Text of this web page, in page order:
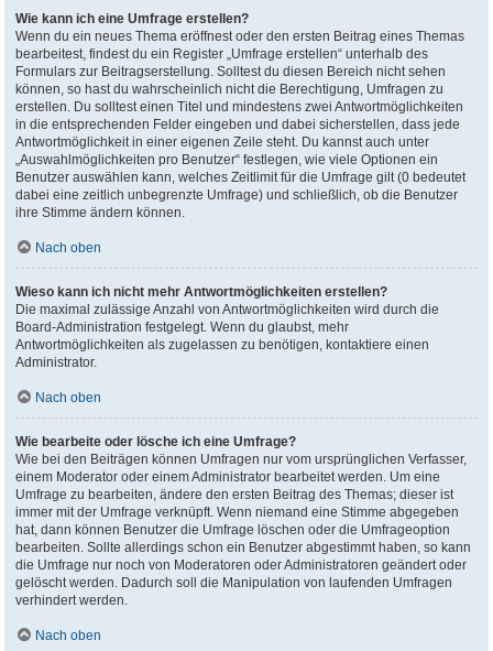
Wie kann ich eine Umfrage erstellen?
Wenn du ein neues Thema eröffnest oder den ersten Beitrag eines Themas
bearbeitest, findest du ein Register „Umfrage erstellen“ unterhalb des
Formulars zur Beitragserstellung. Solltest du diesen Bereich nicht sehen
können, so hast du wahrscheinlich nicht die Berechtigung, Umfragen zu
erstellen. Du solltest einen Titel und mindestens zwei Antwortmöglichkeiten
in die entsprechenden Felder eingeben und dabei sicherstellen, dass jede
Antwortmöglichkeit in einer eigenen Zeile steht. Du kannst auch unter
„Auswahlmöglichkeiten pro Benutzer“ festlegen, wie viele Optionen ein
Benutzer auswählen kann, welches Zeitlimit für die Umfrage gilt (0 bedeutet
dabei eine zeitlich unbegrenzte Umfrage) und schließlich, ob die Benutzer
ihre Stimme ändern können.
Nach oben
Wieso kann ich nicht mehr Antwortmöglichkeiten erstellen?
Die maximal zulässige Anzahl von Antwortmöglichkeiten wird durch die
Board-Administration festgelegt. Wenn du glaubst, mehr
Antwortmöglichkeiten als zugelassen zu benötigen, kontaktiere einen
Administrator.
Nach oben
Wie bearbeite oder lösche ich eine Umfrage?
Wie bei den Beiträgen können Umfragen nur vom ursprünglichen Verfasser,
einem Moderator oder einem Administrator bearbeitet werden. Um eine
Umfrage zu bearbeiten, ändere den ersten Beitrag des Themas; dieser ist
immer mit der Umfrage verknüpft. Wenn niemand eine Stimme abgegeben
hat, dann können Benutzer die Umfrage löschen oder die Umfrageoption
bearbeiten. Sollte allerdings schon ein Benutzer abgestimmt haben, so kann
die Umfrage nur noch von Moderatoren oder Administratoren geändert oder
gelöscht werden. Dadurch soll die Manipulation von laufenden Umfragen
verhindert werden.
Nach oben